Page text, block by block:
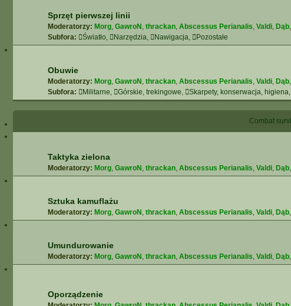
Sprzęt pierwszej linii
Moderatorzy: Morg, GawroN , thrackan, Abscessus Perianalis, Valdi, Dąb,
Subfora:
Światło, Narzędzia, Nawigacja, Pozostałe
Obuwie
Moderatorzy: Morg, GawroN , thrackan, Abscessus Perianalis, Valdi, Dąb,
Subfora:
Militarne, Górskie, trekingowe, Skarpety, konserwacja, higiena,
Combat
Taktyka zielona
Moderatorzy: Morg, GawroN , thrackan, Abscessus Perianalis, Valdi, Dąb,
Sztuka kamuflażu
Moderatorzy: Morg, GawroN , thrackan, Abscessus Perianalis, Valdi, Dąb,
Umundurowanie
Moderatorzy: Morg, GawroN , thrackan, Abscessus Perianalis, Valdi, Dąb,
Oporządzenie